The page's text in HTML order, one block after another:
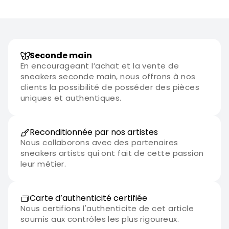
Seconde main
En encourageant l’achat et la vente de
sneakers seconde main, nous offrons à nos
clients la possibilité de posséder des pièces
uniques et authentiques.
Reconditionnée par nos artistes
Nous collaborons avec des partenaires
sneakers artists qui ont fait de cette passion
leur métier.
Carte d’authenticité certifiée
Nous certifions l'authenticite de cet article
soumis aux contrôles les plus rigoureux.